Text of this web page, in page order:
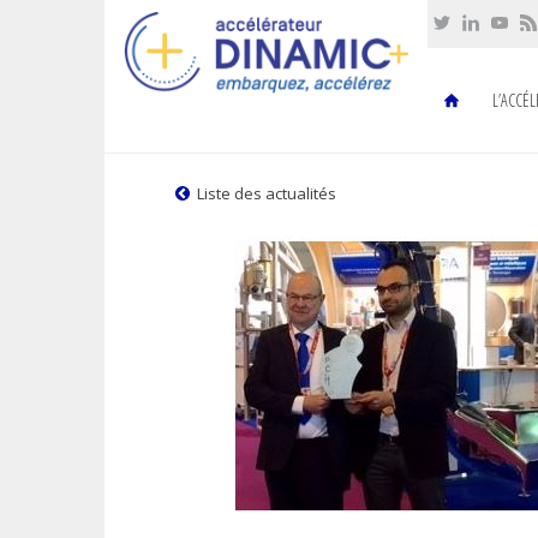
Liste des actualités
Cookies management panel